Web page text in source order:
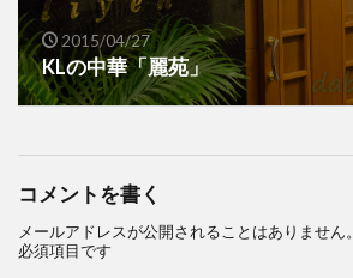
2015/04/27
KLの中華「麗苑」
コメントを書く
メールアドレスが公開されることはありません。
必須項目です